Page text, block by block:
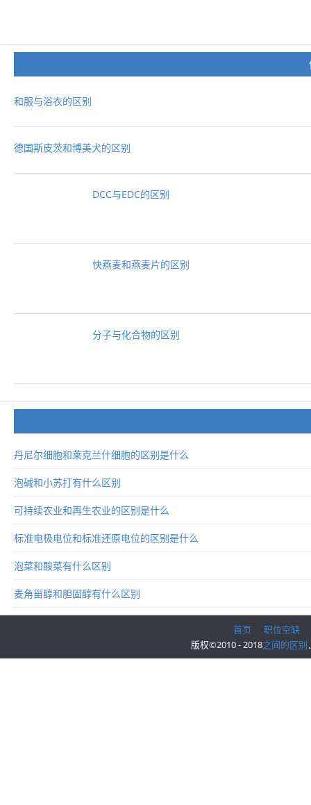
和服与浴衣的区别
德国斯皮茨和博美犬的区别
DCC与EDC的区别
快燕麦和燕麦片的区别
分子与化合物的区别
丹尼尔细胞和莱克兰什细胞的区别是什么
泡碱和小苏打有什么区别
可持续农业和再生农业的区别是什么
标准电极电位和标准还原电位的区别是什么
泡菜和酸菜有什么区别
麦角甾醇和胆固醇有什么区别
首页
职位空缺
版权©2010 - 2018之间的区别